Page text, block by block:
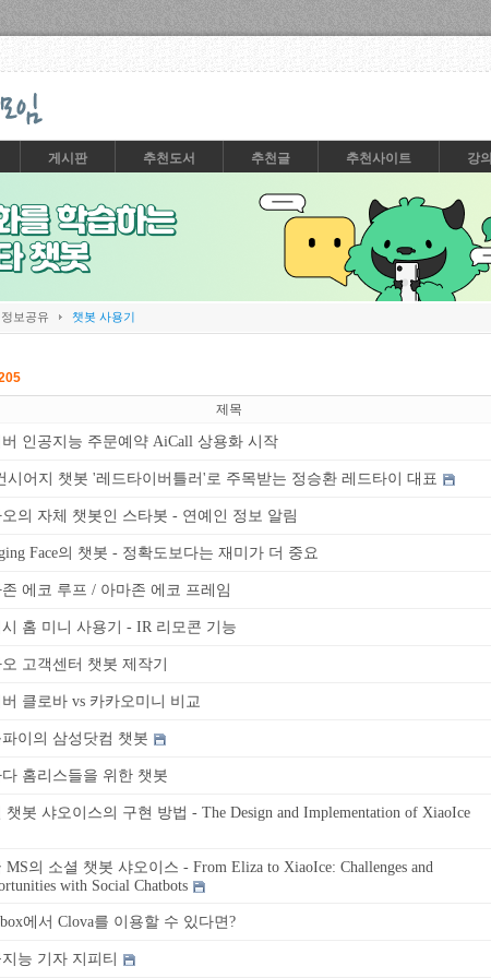
게시판 추천도서 추천글 추천사이트 강의
정보공유 챗봇 사용기
제목
버 인공지능 주문예약 AiCall 상용화 시작
시어지 챗봇 '레드타이버틀러'로 주목받는 정승환 레드타이 대표
오의 자체 챗봇인 스타봇 - 연예인 정보 알림
Face의 챗봇 - 정확도보다는 재미가 더 중요
존 에코 루프 / 아마존 에코 프레임
시 홈 미니 사용기 - IR 리모콘 기능
고객센터 챗봇 제작기
클로바 vs 카카오미니 비교
이의 삼성닷컴 챗봇
홈리스들을 위한 챗봇
챗봇 샤오이스의 구현 방법 - The Design and Implementation of XiaoIce
MS의 소셜 챗봇 샤오이스 - From Eliza to XiaoIce: Challenges and
with Social Chatbots
에서 Clova를 이용할 수 있다면?
능 기자 지피티